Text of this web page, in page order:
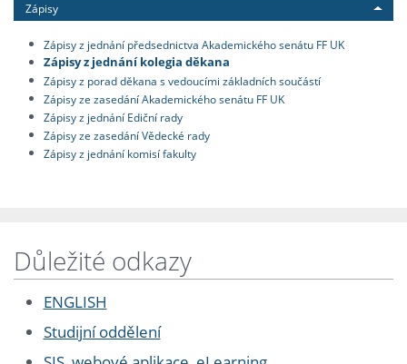
Zápisy
Zápisy z jednání předsednictva Akademického senátu FF UK
Zápisy z jednání kolegia děkana
Zápisy z porad děkana s vedoucími základních součástí
Zápisy ze zasedání Akademického senátu FF UK
Zápisy z jednání Ediční rady
Zápisy ze zasedání Vědecké rady
Zápisy z jednání komisí fakulty
Důležité odkazy
ENGLISH
Studijní oddělení